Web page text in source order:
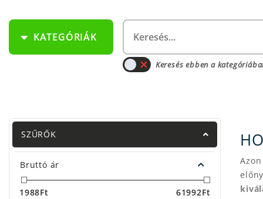
KATEGÓRIÁK
Keresés ebben a
SZŰRŐK
Bruttó ár
1988Ft Ft
61992